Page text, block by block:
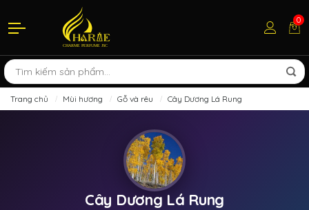
0
Trang chủ Mùi hương Gỗ và rêu Cây Dương Lá Rung
Cây Dương Lá Rung